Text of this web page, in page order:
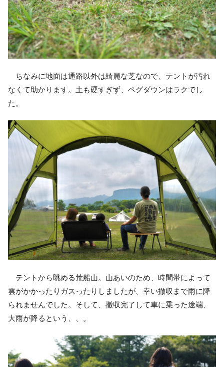
ちなみに地面は通路以外は綺麗な芝なので、テントが汚れ
なくて助かります。土も硬すぎず、ペグダウンはラクでし
た。
テントから眺める荒船山。山あいのため、時間帯によって
雲がかかったりガスったりしましたが、幸い撤収まで雨に降
られませんでした。そして、撤収完了して車に乗った途端、
大雨が降るという、、。